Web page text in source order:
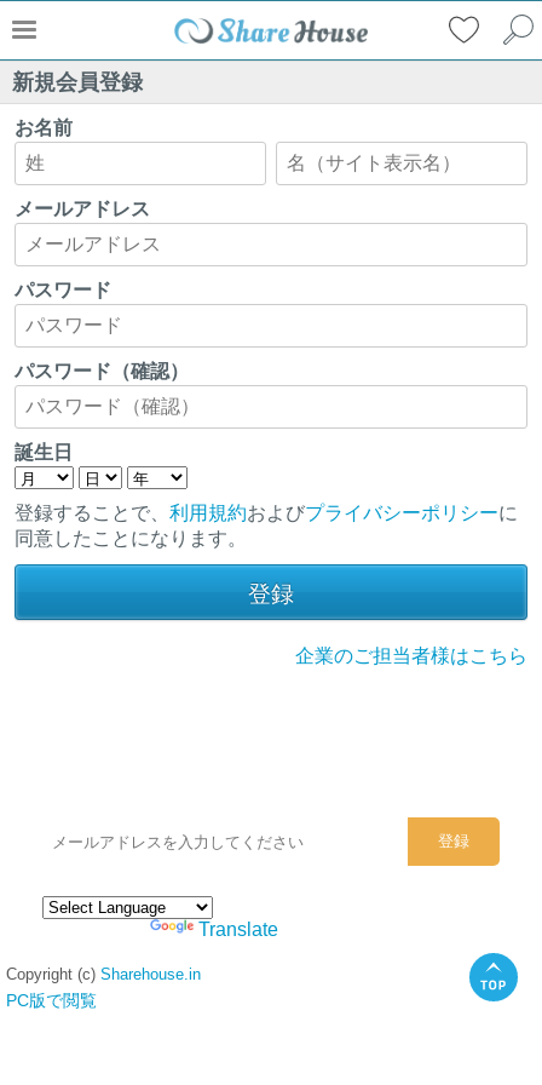
新規会員登録
お名前
メールアドレス
パスワード
パスワード（確認）
誕生日
登録することで、 利用規約およびプライバシーポリシーに
同意したことになります。
企業のご担当者様はこちら
Translate
Copyright (c) Sharehouse.in
PC版で閲覧